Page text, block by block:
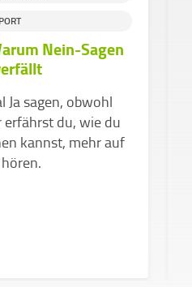
Nein-Sagen
sagen, obwohl
du, wie du
kannst, mehr auf